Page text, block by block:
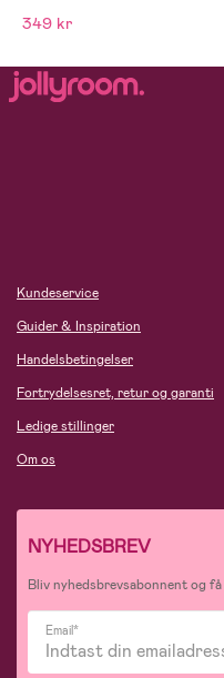
349 kr
Kundeservice
Guider & Inspiration
Handelsbetingelser
Fortrydelsesret, retur og garanti
Ledige stillinger
Om os
NYHEDSBREV
Bliv nyhedsbrevsabonnent og
Email*